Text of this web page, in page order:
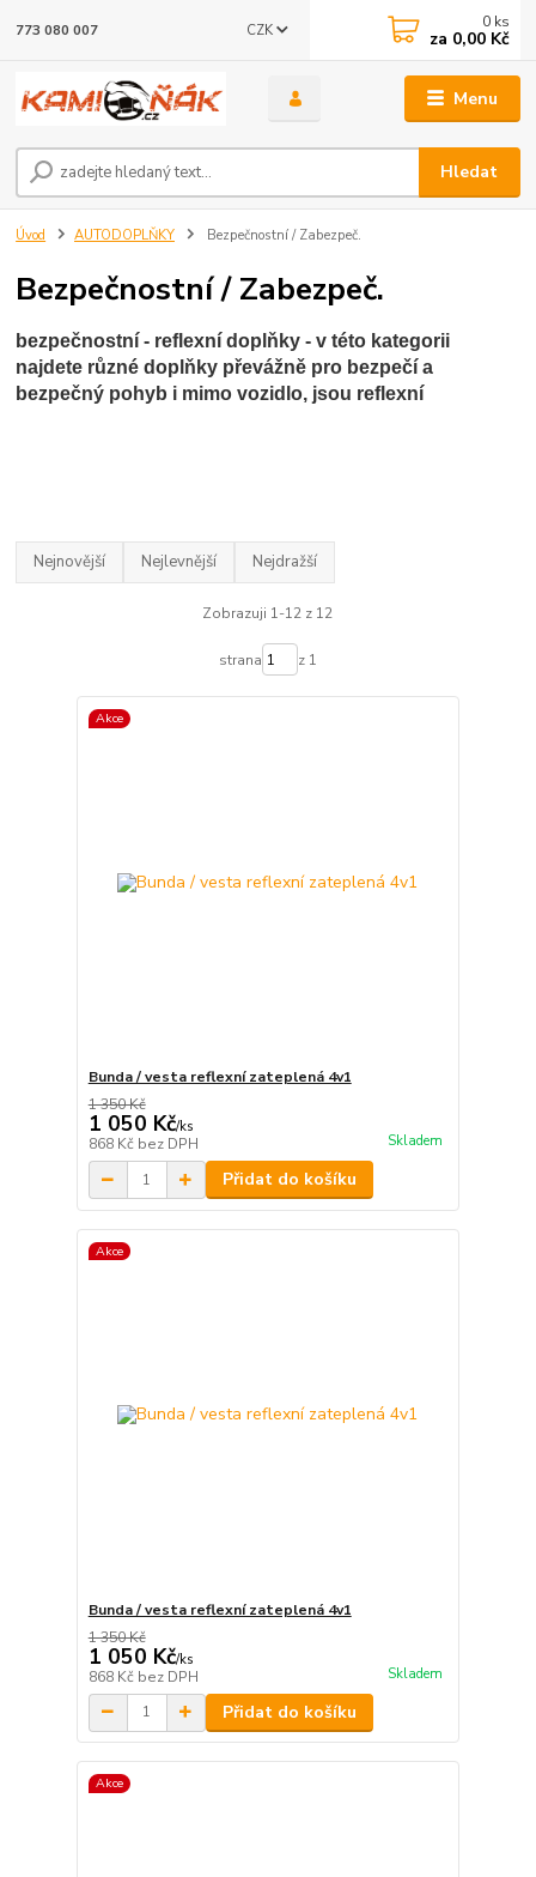
Menu
CZK
Hledat
773 080 007 0 ks
za 0,00 Kč
Úvod AUTODOPLŇKY Bezpečnostní / Zabezpeč.
Bezpečnostní / Zabezpeč.
bezpečnostní - reflexní doplňky - v této kategorii
najdete různé doplňky převážně pro bezpečí a
bezpečný pohyb i mimo vozidlo, jsou reflexní
Nejnovější Nejlevnější Nejdražší
Zobrazuji 1-12 z 12
strana z 1
Akce
Bunda / vesta reflexní zateplená 4v1
1 350 Kč
1 050 Kč/ks
868 Kč bez DPH Skladem
Přidat do košíku
Akce
Bunda / vesta reflexní zateplená 4v1
1 350 Kč
1 050 Kč/ks
868 Kč bez DPH Skladem
Přidat do košíku
Akce